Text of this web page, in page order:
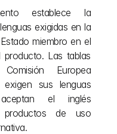
establece la
exigidas en la
miembro en el
Las tablas
Europea
sus lenguas
el inglés
productos de uso